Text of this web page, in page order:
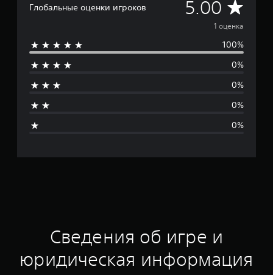
Глобальные оценки игроков 5.00 С
р
е
д
о
н
к
1 оценка
100%
0%
0%
0%
0%
Сведения об игре и
юридическая информация